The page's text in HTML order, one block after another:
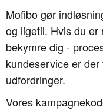
Mofibo gør
og ligetil. Hvis du er
bekymre dig -
kundeservice er
udfordringer.
Vores